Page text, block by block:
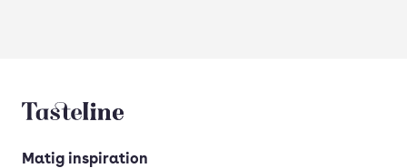
Tasteline startsida
Matig inspiration